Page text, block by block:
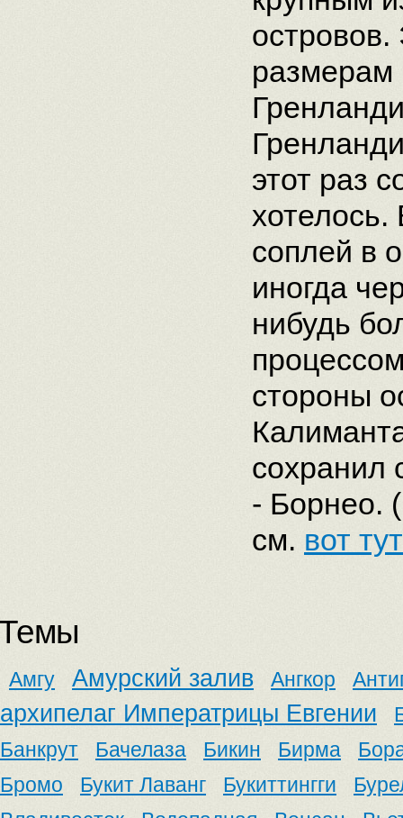
размерам
этот раз
соплей в
иногда
нибудь
стороны
сохранил
- Борнео.
см. вот тут
Амгу Амурский залив Ангкор
архипелаг Императрицы Евгении
Банкрут
Бачелаза Бикин Бирма
Бромо
Букит Лаванг Букиттингги